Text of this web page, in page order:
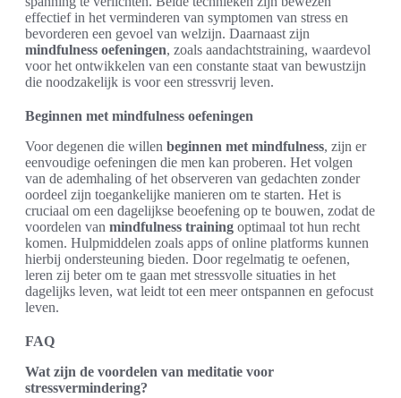
effectief in het verminderen van symptomen van stress en
bevorderen een gevoel van welzijn. Daarnaast zijn
mindfulness oefeningen, zoals aandachtstraining, waardevol
voor het ontwikkelen van een constante staat van bewustzijn
die noodzakelijk is voor een stressvrij leven.
Beginnen met mindfulness oefeningen
Voor degenen die willen beginnen met mindfulness, zijn er
eenvoudige oefeningen die men kan proberen. Het volgen
van de ademhaling of het observeren van gedachten zonder
oordeel zijn toegankelijke manieren om te starten. Het is
cruciaal om een dagelijkse beoefening op te bouwen, zodat de
voordelen van mindfulness training optimaal tot hun recht
komen. Hulpmiddelen zoals apps of online platforms kunnen
hierbij ondersteuning bieden. Door regelmatig te oefenen,
leren zij beter om te gaan met stressvolle situaties in het
dagelijks leven, wat leidt tot een meer ontspannen en gefocust
leven.
FAQ
Wat zijn de voordelen van meditatie voor
stressvermindering?